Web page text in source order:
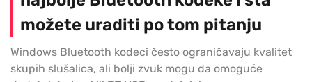
možete uraditi po tom pitanju
Windows Bluetooth kodeci često ograničavaju kvalitet
skupih slušalica, ali bolji zvuk mogu da omoguće